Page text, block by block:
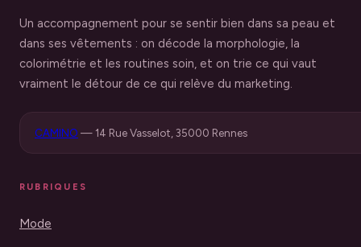
Un accompagnement pour se sentir bien dans sa peau et
dans ses vêtements : on décode la morphologie, la
colorimétrie et les routines soin, et on trie ce qui vaut
vraiment le détour de ce qui relève du marketing.
CAMINO —14 Rue Vasselot, 35000 Rennes
RUBRIQUES
Mode